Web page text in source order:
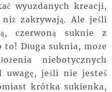
wyuzdanych kreacji,
zakrywają. Ale jeśli
czerwoną suknie z
Długa suknia, może
niebotycznych
jeśli nie jesteś
krótka sukienka,